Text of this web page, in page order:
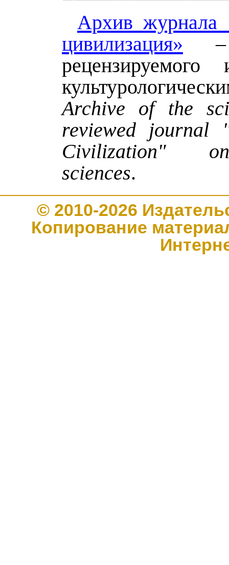
Архив журнала
цивилизация» –
Archive of the
reviewed journal
Civilization"
sciences.
© 2010-2026
Копирование